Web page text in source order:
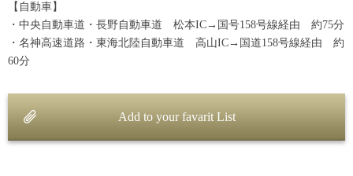
【自動車】
・中央自動車道・長野自動車道 松本IC→国号158号線経由 約75分
・名神高速道路・東海北陸自動車道 高山IC→国道158号線経由 約
60分
Add to your favarit List